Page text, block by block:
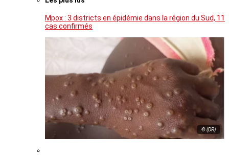
Mpox : 3 districts en épidémie dans la région du Sud, 11
cas confirmés
© (DR)